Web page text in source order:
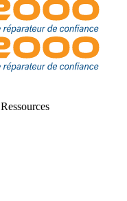
Ressources